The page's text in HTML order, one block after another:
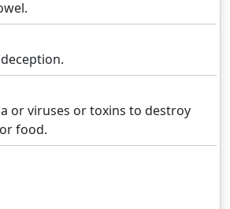
or viruses or toxins to destroy
food.